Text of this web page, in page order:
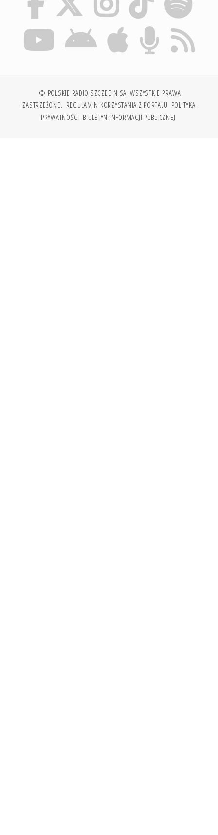
© POLSKIE RADIO SZCZECIN SA. WSZYSTKIE PRAWA
ZASTRZEŻONE. REGULAMIN KORZYSTANIA Z PORTALU POLITYKA
PRYWATNOŚCI BIULETYN INFORMACJI PUBLICZNEJ